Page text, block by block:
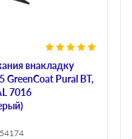
внакладку
GreenCoat Pural BT,
7016